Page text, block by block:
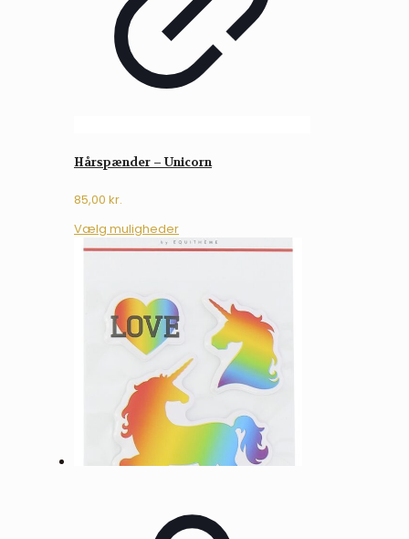
Hårspænder – Unicorn
85,00 kr.
Vælg mulighederDette
vare
varianter.
Mulighederne
kan
vælges
på
varesiden